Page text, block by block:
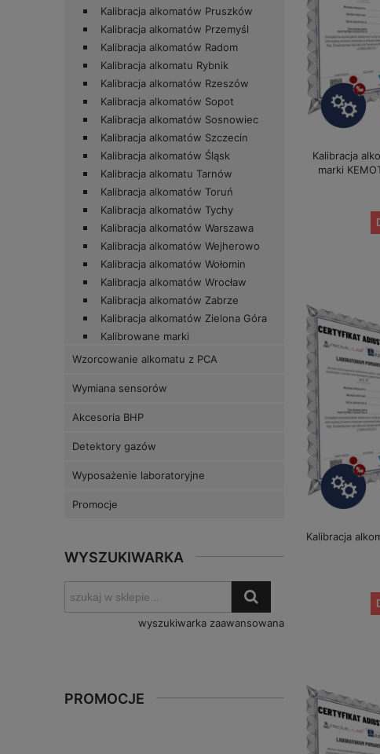
Kalibracja alkomatów Pruszków
Kalibracja alkomatów Przemyśl
Kalibracja alkomatów Radom
Kalibracja alkomatu Rybnik
Kalibracja alkomatów Rzeszów
Kalibracja alkomatów Sopot
Kalibracja alkomatów Sosnowiec
Kalibracja alkomatów Szczecin
Kalibracja alkomatów Śląsk
Kalibracja alkomatu Tarnów
Kalibracja alkomatów Toruń
Kalibracja alkomatów Tychy
Kalibracja alkomatów Warszawa
Kalibracja alkomatów Wejherowo
Kalibracja alkomatów Wołomin
Kalibracja alkomatów Wrocław
Kalibracja alkomatów Zabrze
Kalibracja alkomatów Zielona Góra
Kalibrowane marki
Wzorcowanie alkomatu z PCA
Wymiana sensorów
Akcesoria BHP
Detektory gazów
Wyposażenie laboratoryjne
Promocje
WYSZUKIWARKA
wyszukiwarka zaawansowana
PROMOCJE
Kalibracja
marki
Kalibracja